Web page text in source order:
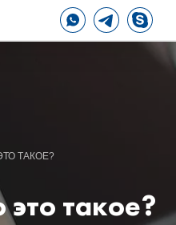
ТАКОЕ?
такое?